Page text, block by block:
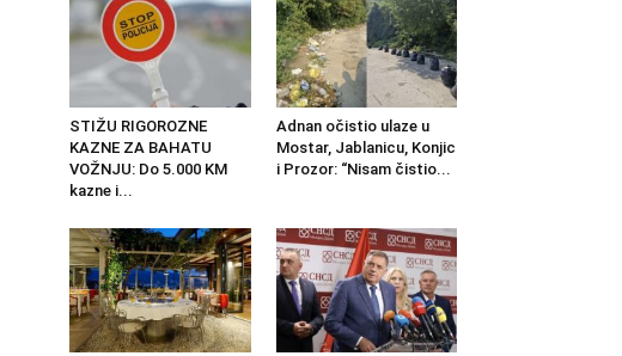
STIŽU RIGOROZNE
KAZNE ZA BAHATU
VOŽNJU: Do 5.000 KM
kazne i...
Adnan očistio ulaze u
Mostar, Jablanicu, Konjic
i Prozor: “Nisam čistio...